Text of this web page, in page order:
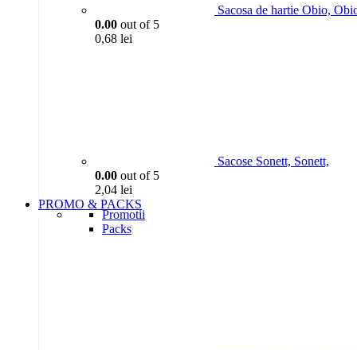
Sacosa de hartie Obio,
0.00 out of 5
0,68 lei
Sacose Sonett, Sonett,
0.00 out of 5
2,04 lei
PROMO & PACKS
Promotii
Packs